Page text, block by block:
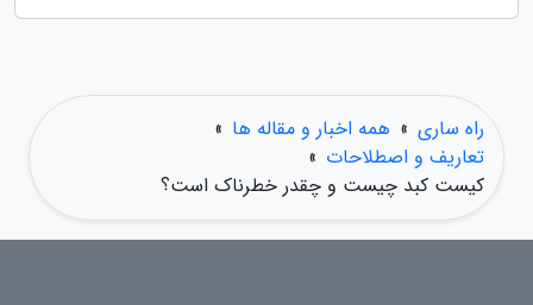
راه ساری » همه اخبار و مقاله ها »
تعاریف و اصطلاحات »
کیست کبد چیست و چقدر خطرناک است؟